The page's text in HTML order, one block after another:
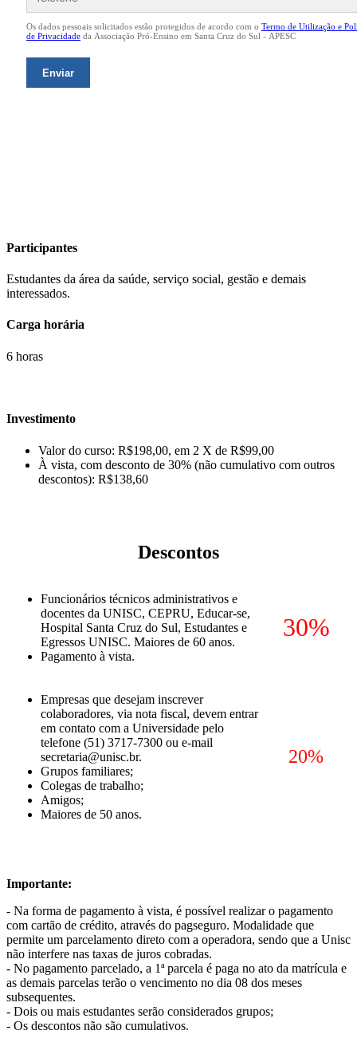
Participantes
Estudantes da área da saúde, serviço social, gestão e demais
interessados.
Carga horária
6 horas
Investimento
Valor do curso: R$198,00, em 2 X de R$99,00
À vista, com desconto de 30% (não cumulativo com outros
descontos): R$138,60
Descontos
Funcionários técnicos administrativos e
docentes da UNISC, CEPRU, Educar-se,
Hospital Santa Cruz do Sul, Estudantes e
Egressos UNISC. Maiores de 60 anos.
Pagamento à vista.
30%
Empresas que desejam inscrever
colaboradores, via nota fiscal, devem entrar
em contato com a Universidade pelo
telefone (51) 3717-7300 ou e-mail
secretaria@unisc.br.
Grupos familiares;
Colegas de trabalho;
Amigos;
Maiores de 50 anos.
20%
Importante:
- Na forma de pagamento à vista, é possível realizar o pagamento
com cartão de crédito, através do pagseguro. Modalidade que
permite um parcelamento direto com a operadora, sendo que a Unisc
não interfere nas taxas de juros cobradas.
- No pagamento parcelado, a 1ª parcela é paga no ato da matrícula e
as demais parcelas terão o vencimento no dia 08 dos meses
subsequentes.
- Dois ou mais estudantes serão considerados grupos;
- Os descontos não são cumulativos.